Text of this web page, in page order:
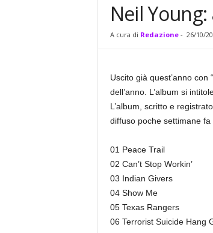
Neil
A cura di Redazione- 26/10/
Uscito già quest’anno con
dell’anno. L’album si
L’album, scritto e
diffuso poche settimane
01 Peace Trail
02 Can’t Stop Workin’
03 Indian Givers
04 Show Me
05 Texas Rangers
06 Terrorist Suicide Hang